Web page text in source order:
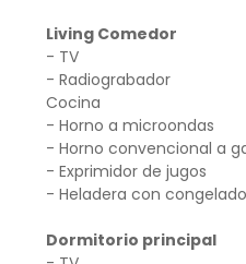
Living Comedor
- TV
- Radiograbador
Cocina
- Horno a microondas
- Horno convencional a
- Exprimidor de jugos
- Heladera con
Dormitorio principal